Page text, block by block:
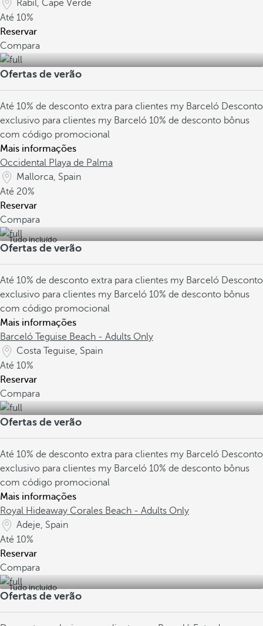
Rabil, Cape Verde
Até 10%
Reservar
Compara
Ofertas de verão
Até 10% de desconto extra para clientes my Barceló Desconto
exclusivo para clientes my Barceló 10% de desconto bônus
com código promocional
Mais informações
Occidental Playa de Palma
Mallorca, Spain
Até 20%
Reservar
Compara
Tudo incluído
Ofertas de verão
Até 10% de desconto extra para clientes my Barceló Desconto
exclusivo para clientes my Barceló 10% de desconto bônus
com código promocional
Mais informações
Barceló Teguise Beach - Adults Only
Costa Teguise, Spain
Até 10%
Reservar
Compara
Ofertas de verão
Até 10% de desconto extra para clientes my Barceló Desconto
exclusivo para clientes my Barceló 10% de desconto bônus
com código promocional
Mais informações
Royal Hideaway Corales Beach - Adults Only
Adeje, Spain
Até 10%
Reservar
Compara
Tudo incluído
Ofertas de verão